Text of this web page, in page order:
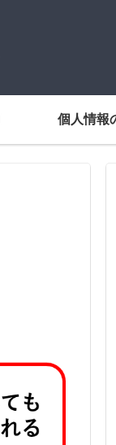
個人情報